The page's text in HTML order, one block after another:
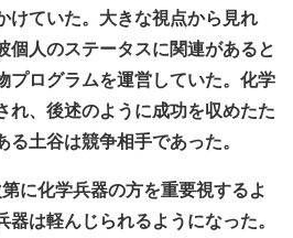
けていた。大きな視点から見れ
個人のステータスに関連があると
プログラムを運営していた。化学
れ、後述のように成功を収めたた
土谷は競争相手であった。
に化学兵器の方を重要視するよ
は軽んじられるようになった。